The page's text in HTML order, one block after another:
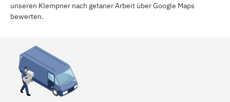
unseren Klempner nach getaner Arbeit über Google Maps
bewerten.